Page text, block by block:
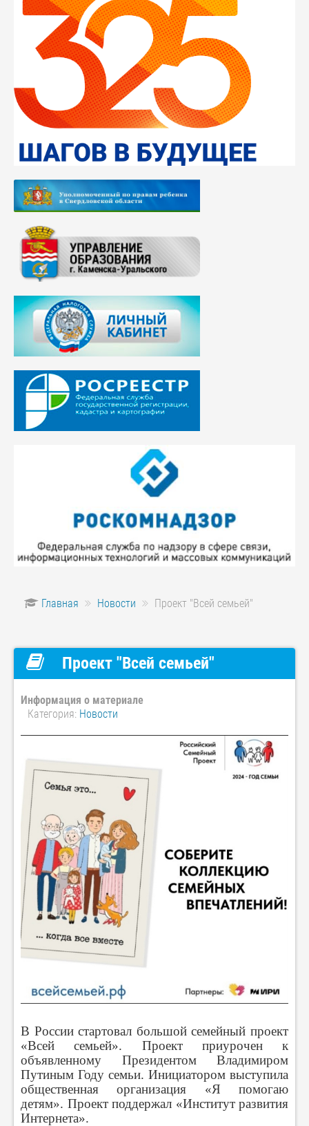
Главная Новости Проект "Всей семьей"
Проект "Всей семьей"
Информация о материале
Категория: Новости
В России стартовал большой семейный проект
«Всей семьей». Проект приурочен к
объявленному Президентом Владимиром
Путиным Году семьи. Инициатором выступила
общественная организация «Я помогаю
детям». Проект поддержал «Институт развития
Интернета».